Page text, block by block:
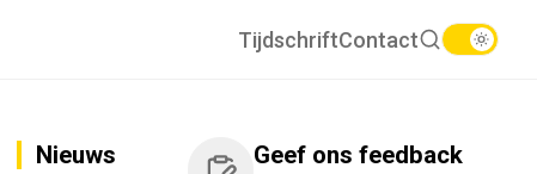
TijdschriftContact
Nieuws Geef ons feedback